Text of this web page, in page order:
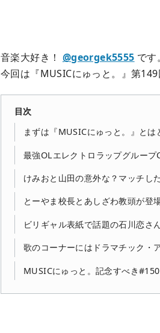
音楽大好き！ @georgek5555 です。
今回は『MUSICにゅっと。』第
目次
まずは『MUSICにゅっと。』とは
最強OLエレクトロラップグルー
けみおと山田の意外な？マッチし
とーやま校長とあしざわ教頭が登
ビリギャル表紙で話題の石川恋さ
歌のコーナーにはドラマチック・
MUSICにゅっと。記念すべき